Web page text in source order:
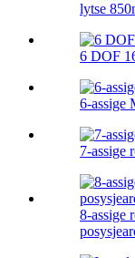
lytse
6 DOF
6-assige
7-assige
8-assige